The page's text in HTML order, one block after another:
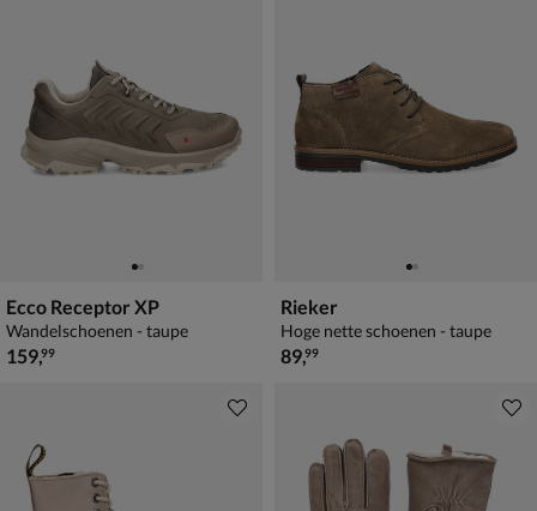
Ecco Receptor XP
Wandelschoenen - taupe
€ 159,99
159,99
Rieker
Hoge nette schoenen - taupe
€ 89,99
89,99